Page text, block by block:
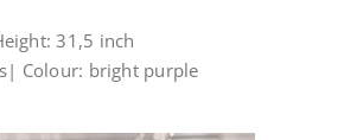
31,5 inch
Colour: bright purple